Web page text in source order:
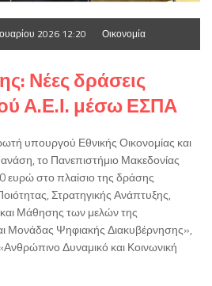
2026 12:20 Οικονομία
Νέες δράσεις
Α.Ε.Ι. μέσω ΕΣΠΑ
υπουργού Εθνικής Οικονομίας και
το Πανεπιστήμιο Μακεδονίας
ευρώ στο πλαίσιο της δράσης
Στρατηγικής Ανάπτυξης,
Μάθησης των μελών της
Μονάδας Ψηφιακής Διακυβέρνησης»,
Δυναμικό και Κοινωνική